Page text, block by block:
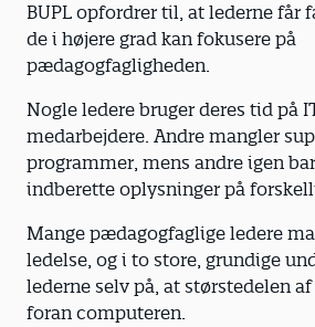
BUPL opfordrer til, at lederne får
de i højere grad kan fokusere på
pædagogfagligheden.
Nogle ledere bruger deres tid på
medarbejdere. Andre mangler
programmer, mens andre igen
indberette oplysninger på
Mange pædagogfaglige ledere
ledelse, og i to store, grundige
lederne selv på, at størstedelen
foran computeren.